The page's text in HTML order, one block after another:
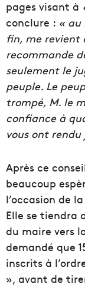
pages visant à
conclure : « au
fin, me revient
recommande
seulement le
peuple. Le
trompé, M. le
confiance à
vous ont
Après ce
beaucoup
l’occasion de
Elle se tiendra
du maire vers
demandé que
inscrits à
», avant de